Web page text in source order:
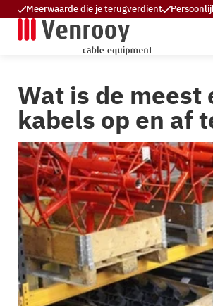
Meerwaarde die je terugverdient
Wat is de
kabels op en af